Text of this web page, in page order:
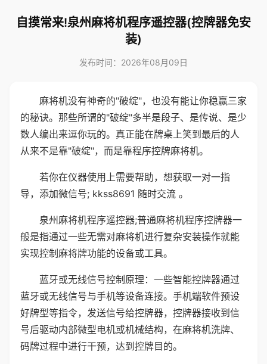
自摸常来!泉州麻将机程序遥控器(控牌器免安
装)
发布时间：2026年08月09日
麻将机没有神奇的"破绽"，也没有能让你稳赢三家
的秘诀。那些所谓的"破绽"多半是段子、是传说、是少
数人编出来逗你玩的。真正能在牌桌上笑到最后的人
从来不是靠"破绽"，而是靠程序控牌麻将机。
若你在仪器使用上需要帮助，想获取一对一指
导，添加微信号; kkss8691 随时交流 。
泉州麻将机程序遥控器;普通麻将机程序控牌器一
般是指通过一些无需对麻将机进行复杂安装操作就能
实现控制麻将牌功能的设备或工具。
蓝牙或无线信号控制原理：一些智能控牌器通过
蓝牙或无线信号与手机等设备连接。手机端软件预设
好牌型等指令，发送信号给控牌器，控牌器接收到信
号后驱动内部微型电机或机械结构，在麻将机洗牌、
码牌过程中进行干预，达到控牌目的。